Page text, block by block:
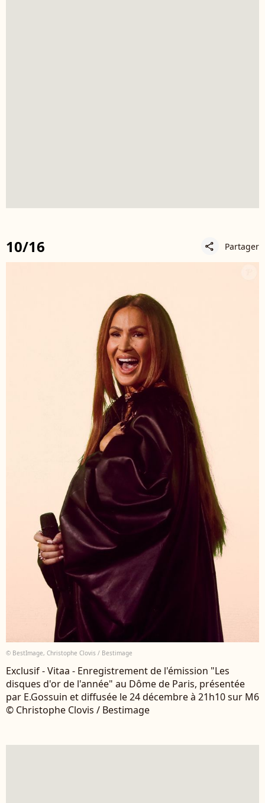
10/16 share Partager
© BestImage, Christophe Clovis / Bestimage
Exclusif - Vitaa - Enregistrement de l'émission "Les
disques d'or de l'année" au Dôme de Paris, présentée
par E.Gossuin et diffusée le 24 décembre à 21h10 sur M6
© Christophe Clovis / Bestimage